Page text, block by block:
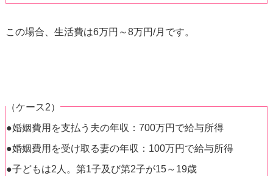
この場合、生活費は6万円～8万円/月です。
（ケース2）
●婚姻費用を支払う夫の年収：700万円で給与所得
●婚姻費用を受け取る妻の年収：100万円で給与所得
●子どもは2人。第1子及び第2子が15～19歳